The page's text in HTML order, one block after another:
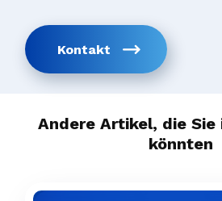
Kontakt
Andere Artikel, die Sie
könnten